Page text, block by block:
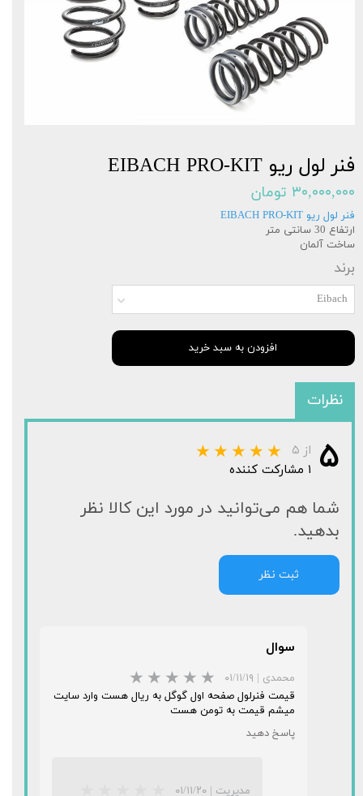
فنر لول ریو EIBACH PRO-KIT
۳۰,۰۰۰,۰۰۰ تومان
فنر لول ریو EIBACH PRO-KIT
ارتفاع 30 سانتی متر
ساخت آلمان
برند
Eibach
افزودن به سبد خرید
نظرات
۵ از ۵
۱ مشارکت کننده
شما هم می‌توانید در مورد این کالا نظر
بدهید.
ثبت نظر
سوال
محمدی | ۰۱/۱۱/۱۹
قیمت فنرلول صفحه اول گوگل به ریال هست وارد سایت
میشم قیمت به تومن هست
پاسخ دهید
مدیریت | ۰۱/۱۱/۲۰